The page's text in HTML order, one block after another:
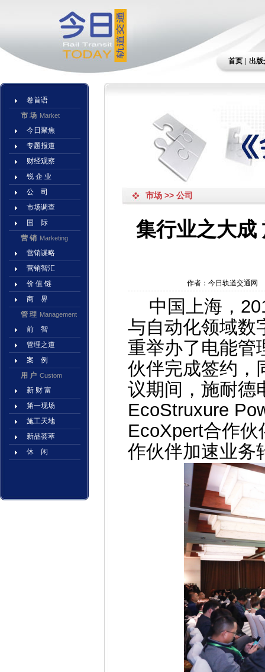
首页 出版
卷首语
市 场 Market
今日聚焦
专题报道
财经观察
锐 企 业
公 司
市场调查
国 际
营 销 Marketing
营销谋略
营销智汇
价 值 链
商 界
管 理 Management
前 智
管理之道
案 例
用 户 Custom
新 财 富
第一现场
施工天地
新品荟萃
休 闲
市场 >> 公司
集行业之大成
作者：今日轨道交通网
中国上海，
与自动化领域数
重举办了电能管
伙伴完成签约，
议期间，施耐德
EcoStruxure
EcoXpert合作
作伙伴加速业务